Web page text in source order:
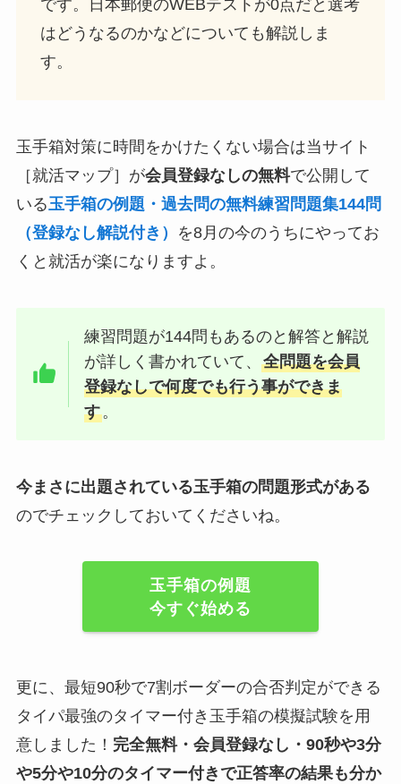
です。日本郵便のWEBテストが0点だと選考
はどうなるのかなどについても解説しま
す。
玉手箱対策に時間をかけたくない場合は当サイト
［就活マップ］が会員登録なしの無料で公開して
いる玉手箱の例題・過去問の無料練習問題集144問
（登録なし解説付き）
を8月の今のうちにやってお
くと就活が楽になりますよ。
練習問題が144問もあるのと解答と解説
が詳しく書かれていて、全問題を会員
登録なしで何度でも行う事ができま
す。
今まさに出題されている玉手箱の問題形式がある
のでチェックしておいてくださいね。
玉手箱の例題
今すぐ始める
更に、最短90秒で7割ボーダーの合否判定ができる
タイパ最強のタイマー付き玉手箱の模擬試験を用
意しました！ 完全無料・会員登録なし・90秒や3分
や5分や10分のタイマー付きで正答率の結果も分か